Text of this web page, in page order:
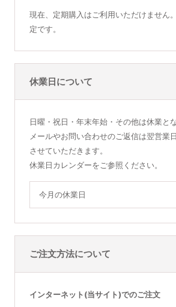
現在、定期購入はご利用いただけません
定です。
休業日について
日曜・祝日・年末年始・その他は休業と
メールやお問い合わせのご返信は翌営業
させていただきます。
休業日カレンダーをご参照ください。
今月の休業日
ご注文方法について
インターネット(当サイト)でのご注文